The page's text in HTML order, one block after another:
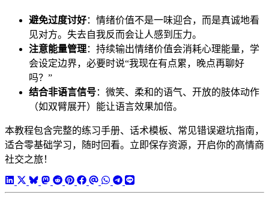
避免过度讨好：情绪价值不是一味迎合，而是真诚地看
见对方。失去自我反而会让人感到压力。
注意能量管理：持续输出情绪价值会消耗心理能量，学
会设定边界，必要时说“我现在有点累，晚点再聊好
吗？”
结合非语言信号：微笑、柔和的语气、开放的肢体动作
（如双臂展开）能让语言效果加倍。
本教程包含完整的练习手册、话术模板、常见错误避坑指南，
适合零基础学习，随时回看。立即保存资源，开启你的高情商
社交之旅！